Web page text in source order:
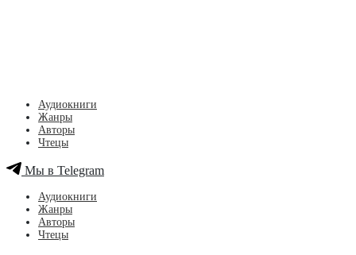
Аудиокниги
Жанры
Авторы
Чтецы
Мы в Telegram
Аудиокниги
Жанры
Авторы
Чтецы